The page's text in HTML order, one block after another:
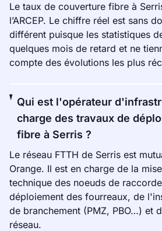
Le taux de couverture fibre à
l’ARCEP. Le chiffre réel est sans
différent puisque les statistiques
quelques mois de retard et ne
compte des évolutions les plus
Qui est l'opérateur
charge des travaux de
fibre à Serris ?
Le réseau FTTH de Serris est
Orange. Il est en charge de la
technique des noeuds de
déploiement des fourreaux, de
de branchement (PMZ, PBO…) et
réseau.